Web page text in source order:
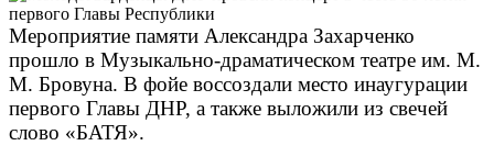
Мероприятие памяти Александра Захарченко
прошло в Музыкально-драматическом театре им. М.
М. Бровуна. В фойе воссоздали место инаугурации
первого Главы ДНР, а также выложили из свечей
слово «БАТЯ».